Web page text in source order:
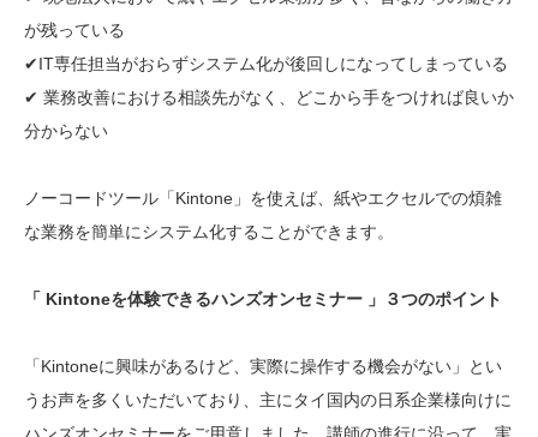
が残っている
✔︎IT専任担当がおらずシステム化が後回しになってしまっている
✔︎ 業務改善における相談先がなく、どこから手をつければ良いか
分からない
ノーコードツール「Kintone」を使えば、紙やエクセルでの煩雑
な業務を簡単にシステム化することができます。
「 Kintoneを体験できるハンズオンセミナー 」３つのポイント
「Kintoneに興味があるけど、実際に操作する機会がない」とい
うお声を多くいただいており、主にタイ国内の日系企業様向けに